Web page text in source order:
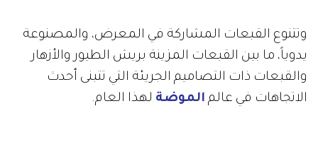
وتتنوع القبعات المشاركة في المعرض، والمصنوعة
يدوياً، ما بين القبعات المزينة بريش الطيور والأزهار
والقبعات ذات التصاميم الجريئة التي تتبنى أحدث
الاتجاهات في عالم الموضة لهذا العام.